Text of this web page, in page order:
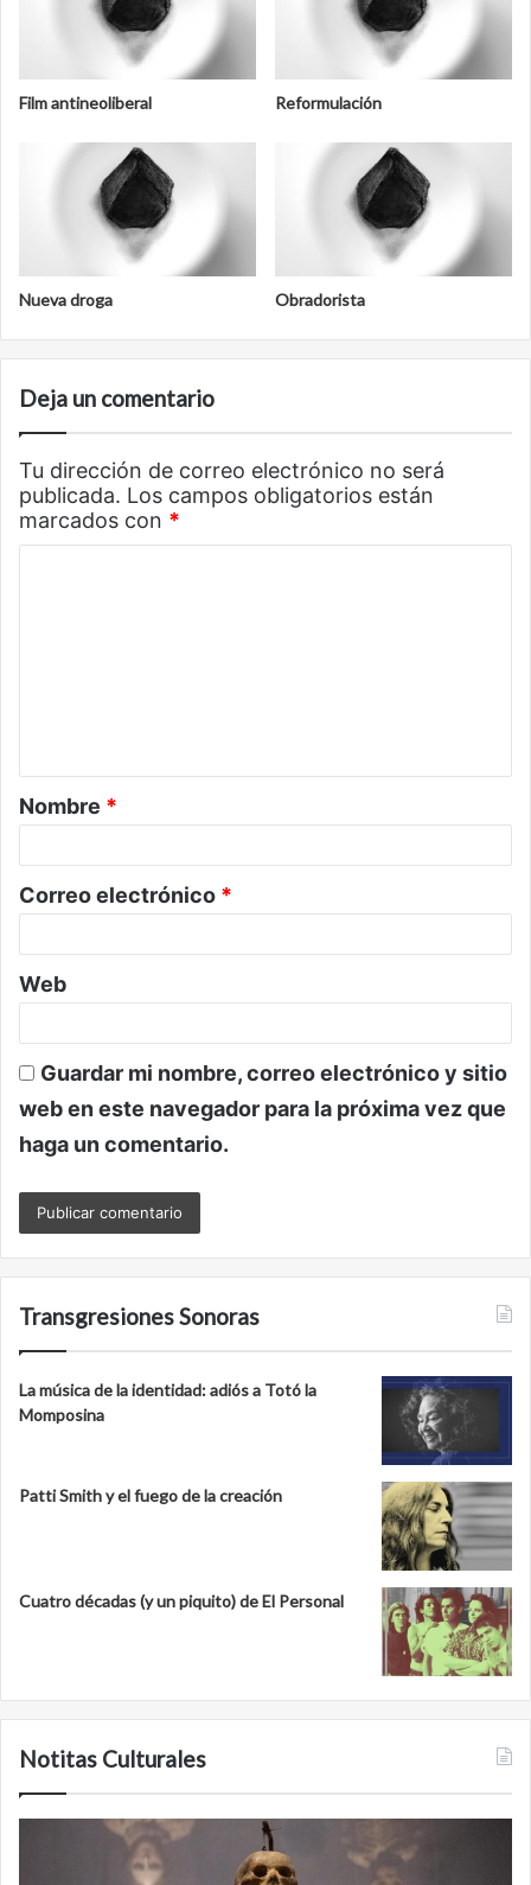
Film antineoliberal Reformulación
Nueva droga Obradorista
Deja un comentario
Tu dirección de correo electrónico no será
publicada. Los campos obligatorios están
marcados con *
a
r
o
*
Nombre *
Correo electrónico *
Web
Guardar mi nombre, correo electrónico y sitio
web en este navegador para la próxima vez que
haga un comentario.
Transgresiones Sonoras
La música de la identidad: adiós a Totó la
Momposina
Patti Smith y el fuego de la creación
Cuatro décadas (y un piquito) de El Personal
Notitas Culturales